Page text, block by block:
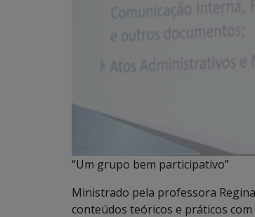
“Um grupo bem participativo”
Ministrado pela professora
conteúdos teóricos e práticos